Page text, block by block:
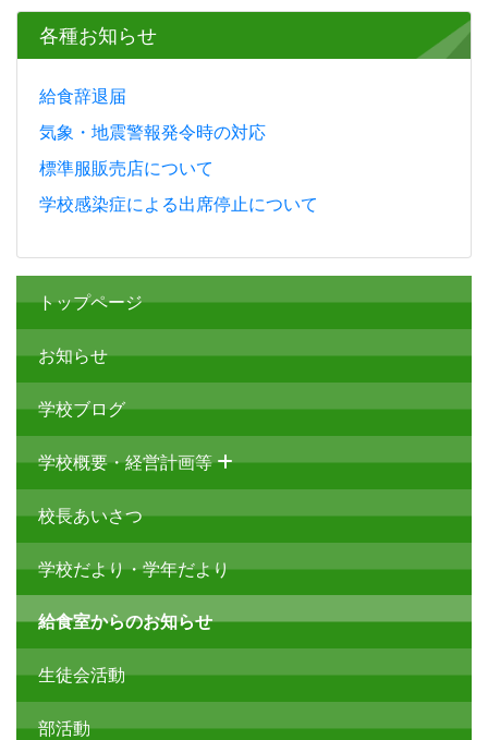
各種お知らせ
給食辞退届
気象・地震警報発令時の対応
標準服販売店について
学校感染症による出席停止について
トップページ
お知らせ
学校ブログ
学校概要・経営計画等
校長あいさつ
学校だより・学年だより
給食室からのお知らせ
生徒会活動
部活動